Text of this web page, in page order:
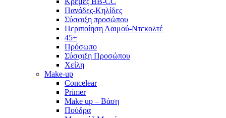
Πανάδες-Κηλίδες
Σύσφιξη προσώπου
Περιποίηση Λαιμού-Ντεκολτέ
45+
Πρόσωπο
Σύσφιξη Προσώπου
Χείλη
Make-up
Concelear
Primer
Make up – Βάση
Πούδρα